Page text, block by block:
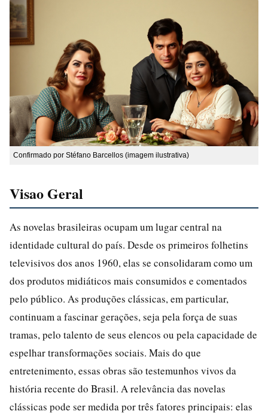
Confirmado por Stéfano Barcellos (imagem ilustrativa)
Visao Geral
As novelas brasileiras ocupam um lugar central na
identidade cultural do país. Desde os primeiros folhetins
televisivos dos anos 1960, elas se consolidaram como um
dos produtos midiáticos mais consumidos e comentados
pelo público. As produções clássicas, em particular,
continuam a fascinar gerações, seja pela força de suas
tramas, pelo talento de seus elencos ou pela capacidade de
espelhar transformações sociais. Mais do que
entretenimento, essas obras são testemunhos vivos da
história recente do Brasil. A relevância das novelas
clássicas pode ser medida por três fatores principais: elas